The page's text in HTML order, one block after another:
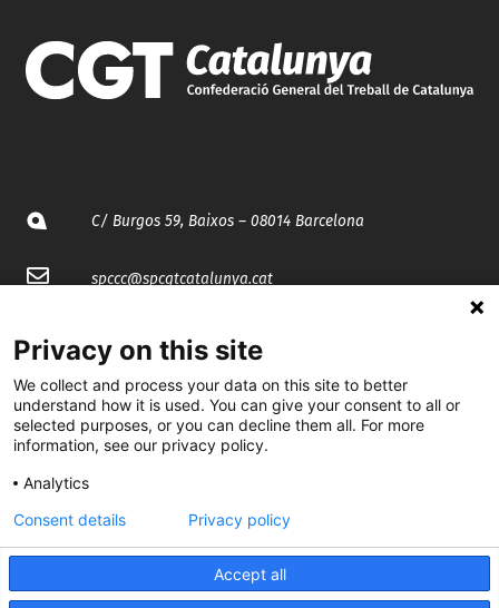
C/ Burgos 59, Baixos – 08014 Barcelona
spccc@spcgtcatalunya.cat
@CGTCatalunya
cgtcatalunya
CGTCatalunya
cgtcatalunya
Privacy on this site
We collect and process your data on this site to better
understand how it is used. You can give your consent to all or
selected purposes, or you can decline them all. For more
information, see our privacy policy.
Analytics
Accept all
Consent details Privacy policy